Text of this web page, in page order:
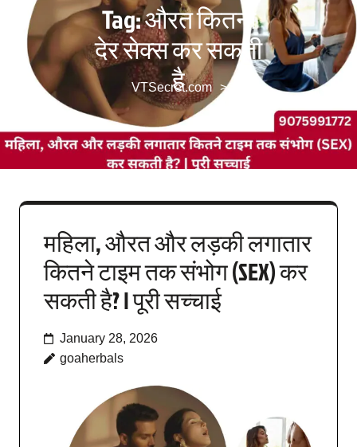
Tag:औरत कितनी
देर सेक्स कर सकती
है
VTSecret.com >>
महिला, औरत और लड़की लगातार
कितने टाइम तक संभोग (SEX) कर
सकती है? | पूरी सच्चाई
January 28, 2026
goaherbals